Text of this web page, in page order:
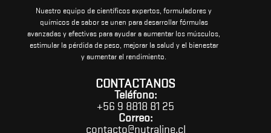
Nuestro equipo de científicos expertos, formuladores y
químicos de sabor se unen para desarrollar fórmulas
avanzadas y efectivas para ayudar a aumentar los músculos,
estimular la pérdida de peso, mejorar la salud y el bienestar
y aumentar el rendimiento.
CONTACTANOS
Teléfono:
+56 9 8818 81 25
Correo:
contacto@nutraline.cl